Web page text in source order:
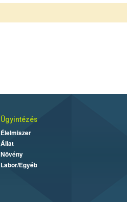
Ügyintézés
Élelmiszer
Állat
Növény
Labor/Egyéb